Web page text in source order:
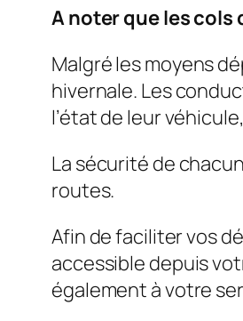
A noter que les
Malgré les moyens
hivernale. Les
l’état de leur
La sécurité de
routes.
Afin de faciliter vos
accessible depuis
également à votre